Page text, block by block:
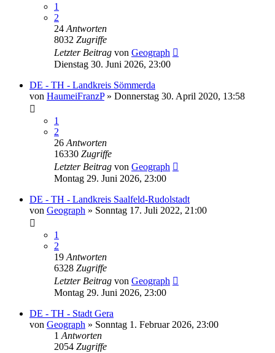
1
2
24 Antworten
8032 Zugriffe
Letzter Beitrag von Geograph
Dienstag 30. Juni 2026, 23:00
DE - TH - Landkreis Sömmerda
von HaumeiFranzP» Donnerstag 30. April 2020, 13:58
1
2
26 Antworten
16330 Zugriffe
Letzter Beitrag von Geograph
Montag 29. Juni 2026, 23:00
DE - TH - Landkreis Saalfeld-Rudolstadt
von Geograph » Sonntag 17. Juli 2022, 21:00
1
2
19 Antworten
6328 Zugriffe
Letzter Beitrag von Geograph
Montag 29. Juni 2026, 23:00
DE - TH - Stadt Gera
von Geograph » Sonntag 1. Februar 2026, 23:00
1 Antworten
2054 Zugriffe